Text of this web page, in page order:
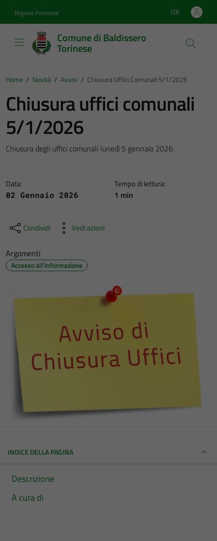
Regione Piemonte Lingua attiva:
ITA
Comune di Baldissero
Torinese
Home / Novità / Avvisi / Chiusura Uffici Comunali 5/1/2026
Chiusura uffici comunali
5/1/2026
Chiusura degli uffici comunali lunedì 5 gennaio 2026.
Data:
02 Gennaio 2026
Tempo di lettura:
1 min
Condividi Vedi azioni
Argomenti
Accesso all'informazione
INDICE DELLA PAGINA
Descrizione
A cura di